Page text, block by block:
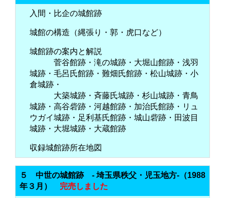
入間・比企の城館跡
城館の構造（縄張り・郭・虎口など）
城館跡の案内と解説
菅谷館跡・滝の城跡・大堀山館跡・浅羽
城跡・毛呂氏館跡・難畑氏館跡・松山城跡・小
倉城跡・
大築城跡・斉藤氏城跡・杉山城跡・青鳥
城跡・高谷砦跡・河越館跡・加治氏館跡・リュ
ウガイ城跡・足利基氏館跡・城山砦跡・田波目
城跡・大堀城跡・大蔵館跡
収録城館跡所在地図
５ 中世の城館跡 - 埼玉県秩父・児玉地方-（1988
年３月） 完売しました